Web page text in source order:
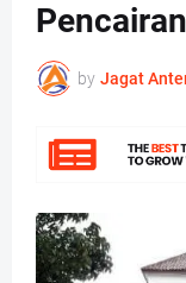
by Jagat